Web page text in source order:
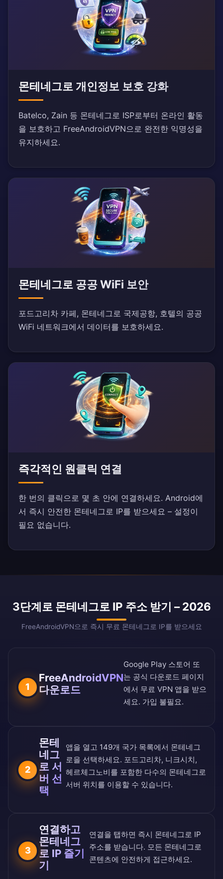
몬테네그로 개인정보 보호 강화
Batelco, Zain 등 몬테네그로 ISP로부터 온라인 활동
을 보호하고 FreeAndroidVPN으로 완전한 익명성을
유지하세요.
몬테네그로 공공 WiFi 보안
포드고리차 카페, 몬테네그로 국제공항, 호텔의 공공
WiFi 네트워크에서 데이터를 보호하세요.
즉각적인 원클릭 연결
한 번의 클릭으로 몇 초 안에 연결하세요. Android에
서 즉시 안전한 몬테네그로 IP를 받으세요 – 설정이
필요 없습니다.
3단계로 몬테네그로 IP 주소 받기 – 2026
FreeAndroidVPN으로 즉시 무료 몬테네그로 IP를 받으세요
1
FreeAndroidVPN
다운로드
Google Play 스토어 또
는 공식 다운로드 페이지
에서 무료 VPN 앱을 받으
세요. 가입 불필요.
2
몬테
네그
로 서
버 선
택
앱을 열고 149개 국가 목록에서 몬테네그
로을 선택하세요. 포드고리차, 니크시치,
헤르체그노비를 포함한 다수의 몬테네그로
서버 위치를 이용할 수 있습니다.
3
연결하고
몬테네그
로 IP 즐기
기
연결을 탭하면 즉시 몬테네그로 IP
주소를 받습니다. 모든 몬테네그로
콘텐츠에 안전하게 접근하세요.